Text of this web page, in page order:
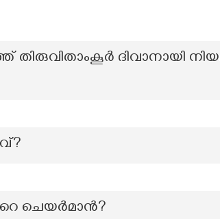
തിരുവിതാംകൂർ ദിവാനായി
ചെയർമാൻ?